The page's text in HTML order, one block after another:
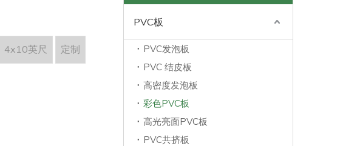
4x10英尺 定制
PVC板
PVC发泡板
PVC 结皮板
高密度发泡板
彩色PVC板
高光亮面PVC板
PVC共挤板